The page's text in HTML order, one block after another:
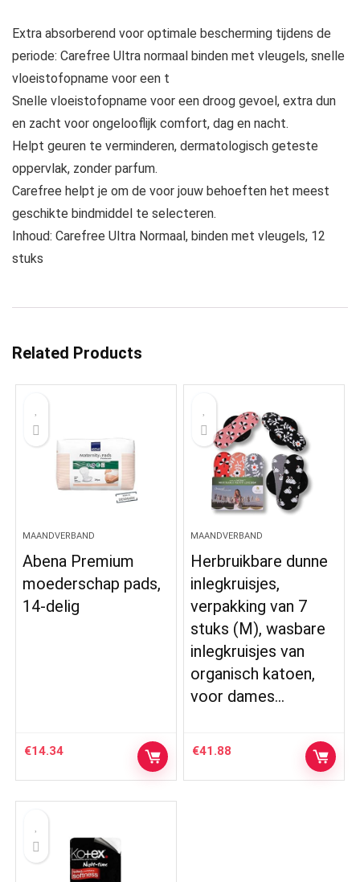
Extra absorberend voor optimale bescherming tijdens de
periode: Carefree Ultra normaal binden met vleugels, snelle
vloeistofopname voor een t
Snelle vloeistofopname voor een droog gevoel, extra dun
en zacht voor ongelooflijk comfort, dag en nacht.
Helpt geuren te verminderen, dermatologisch geteste
oppervlak, zonder parfum.
Carefree helpt je om de voor jouw behoeften het meest
geschikte bindmiddel te selecteren.
Inhoud: Carefree Ultra Normaal, binden met vleugels, 12
stuks
Related Products
MAANDVERBAND
Abena Premium
moederschap pads,
14-delig
€14.34
MAANDVERBAND
Herbruikbare dunne
inlegkruisjes,
verpakking van 7
stuks (M), wasbare
inlegkruisjes van
organisch katoen,
voor dames…
€41.88